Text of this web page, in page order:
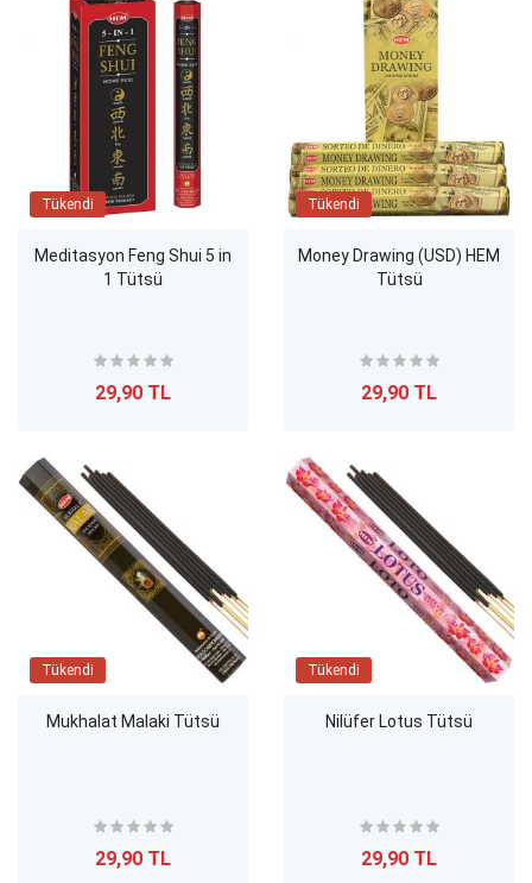
Tükendi
Meditasyon Feng Shui 5 in
1 Tütsü
29,90 TL
Tükendi
Money Drawing (USD) HEM
Tütsü
29,90 TL
Tükendi
Mukhalat Malaki Tütsü
29,90 TL
Tükendi
Nilüfer Lotus Tütsü
29,90 TL